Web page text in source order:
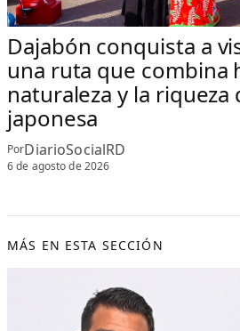
Dajabón conquista a
una ruta que combina
naturaleza y la riqueza
japonesa
PorDiarioSocialRD
6 de agosto de 2026
MÁS EN ESTA SECCIÓN